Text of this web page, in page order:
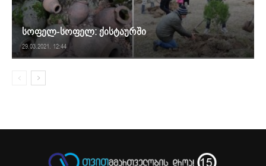
სოფელ-სოფელ: ქისტაურში
29.03.2021. 12:44